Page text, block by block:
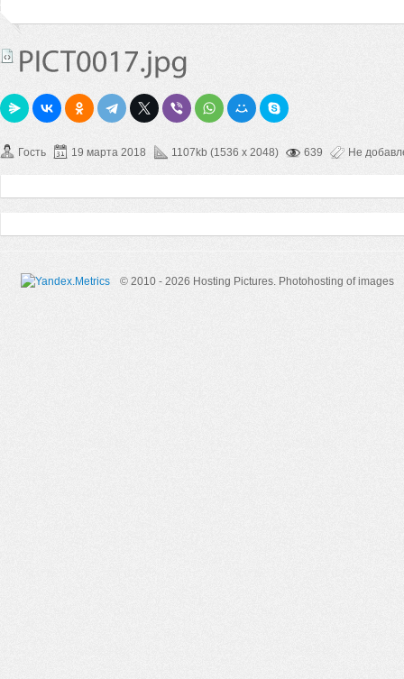
Гость 19 марта 2018 1107kb (1536 x 2048) 639 Не
© 2010 - 2026 Hosting Pictures. Photohosting of images